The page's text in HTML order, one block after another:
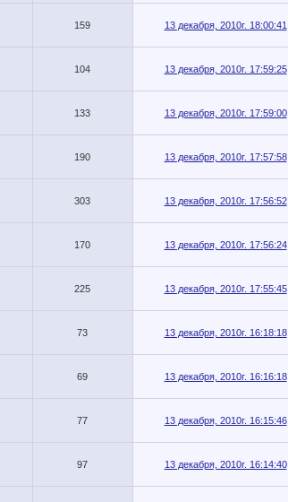
159 13 декабря, 2010г. 18:00:41
104 13 декабря, 2010г. 17:59:25
133 13 декабря, 2010г. 17:59:00
190 13 декабря, 2010г. 17:57:58
303 13 декабря, 2010г. 17:56:52
170 13 декабря, 2010г. 17:56:24
225 13 декабря, 2010г. 17:55:45
73 13 декабря, 2010г. 16:18:18
69 13 декабря, 2010г. 16:16:18
77 13 декабря, 2010г. 16:15:46
97 13 декабря, 2010г. 16:14:40